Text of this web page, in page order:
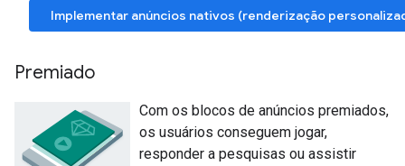
Implementar anúncios nativos (renderização
Premiado
Com os blocos de anúncios premiados,
os usuários conseguem jogar,
responder a pesquisas ou assistir